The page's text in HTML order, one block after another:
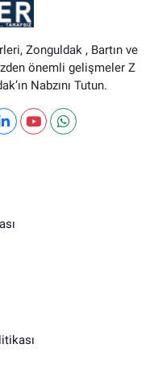
Zonguldak , Bartın ve
önemli gelişmeler Z
Nabzını Tutun.